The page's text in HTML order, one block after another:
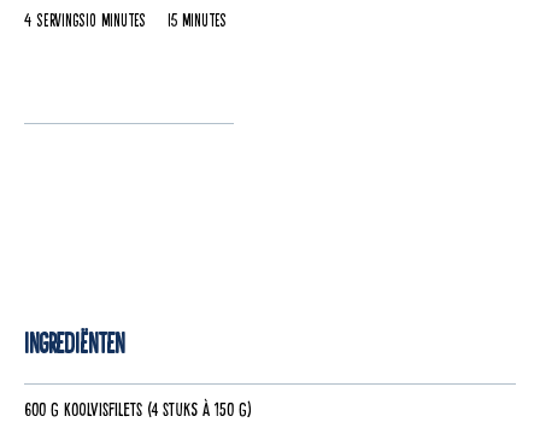
4 servings10 Minutes
15 Minutes
Ingrediënten
600 g koolvisfilets (4 stuks à 150 g)